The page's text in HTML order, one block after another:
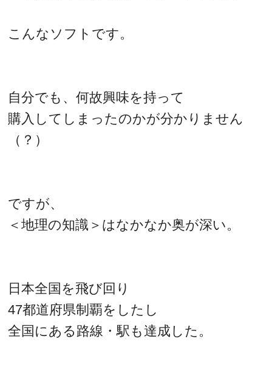
こんなソフトです。
自分でも、何故興味を持って
購入してしまったのかが分かりません
（？）
ですが、
＜地理の知識＞はなかなか奥が深い。
日本全国を飛び回り
47都道府県制覇をしたし
全国にある路線・駅も達成した。